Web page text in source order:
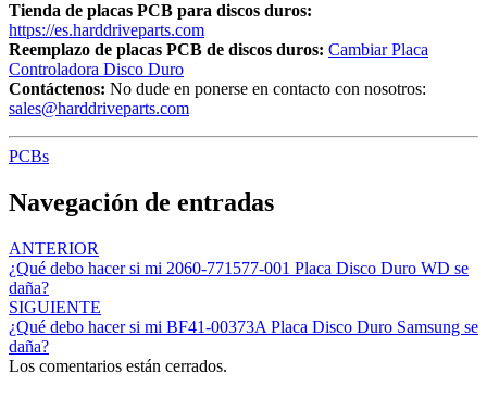
Tienda de placas PCB para discos duros:
https://es.harddriveparts.com
Reemplazo de placas PCB de discos duros: Cambiar Placa
Controladora Disco Duro
Contáctenos: No dude en ponerse en contacto con nosotros:
sales@harddriveparts.com
PCBs
Navegación de entradas
ANTERIOR
¿Qué debo hacer si mi 2060-771577-001 Placa Disco Duro WD se
daña?
SIGUIENTE
¿Qué debo hacer si mi BF41-00373A Placa Disco Duro Samsung se
daña?
Los comentarios están cerrados.